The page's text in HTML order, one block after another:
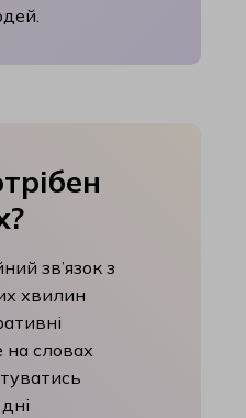
зв’язок з
хвилин
на словах